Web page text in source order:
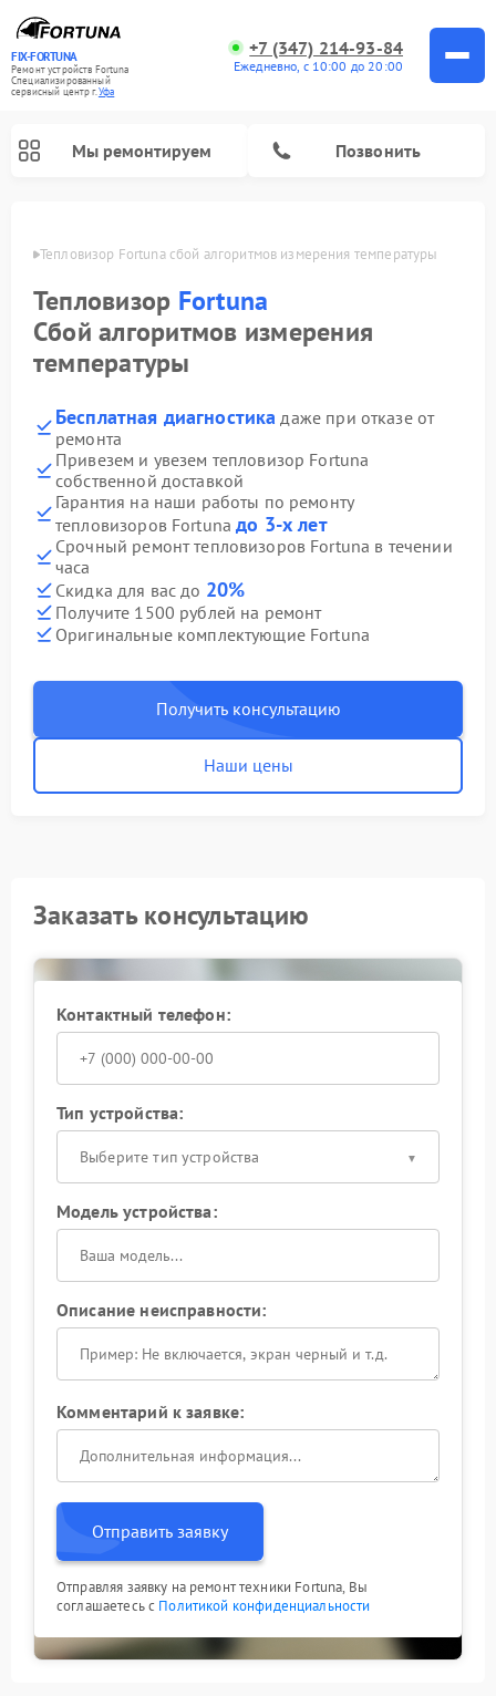
FIX-FORTUNA
Ремонт устройств Fortuna
Специализированный
cервисный центр г.Уфа
+7 (347) 214-93-84
Ежедневно, с 10:00 до 20:00
Мы ремонтируем Позвонить
Уфе Тепловизор Fortuna сбой алгоритмов измерения температуры
Тепловизор Fortuna
Сбой алгоритмов измерения
температуры
Бесплатная диагностика даже при отказе от
ремонта
Привезем и увезем тепловизор Fortuna
собственной доставкой
Гарантия на наши работы по ремонту
тепловизоров Fortunaдо 3-х лет
Срочный ремонт тепловизоров Fortuna в течении
часа
Скидка для вас до 20%
Получите 1500 рублей на ремонт
Оригинальные комплектующие Fortuna
Получить консультацию
Наши цены
Заказать консультацию
Контактный телефон:
Тип устройства:
Выберите тип устройства
Модель устройства:
Описание неисправности:
Комментарий к заявке:
Отправить заявку
Отправляя заявку на ремонт техники Fortuna, Вы
соглашаетесь с Политикой конфиденциальности